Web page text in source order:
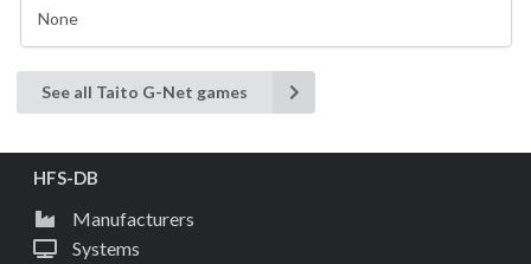
None
See all Taito G-Net games
HFS-DB
Manufacturers
Systems